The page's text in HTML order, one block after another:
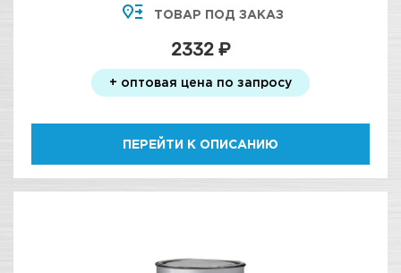
ТОВАР ПОД ЗАКАЗ
2332 ₽
+ оптовая цена по запросу
ПЕРЕЙТИ К ОПИСАНИЮ